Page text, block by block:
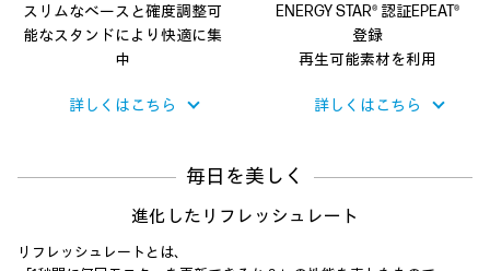
スリムなベースと確度調整可
能なスタンドにより快適に集
中
詳しくはこちら
ENERGY STAR® 認証EPEAT®
登録
再生可能素材を利用
詳しくはこちら
毎日を美しく
進化したリフレッシュレート
リフレッシュレートとは、